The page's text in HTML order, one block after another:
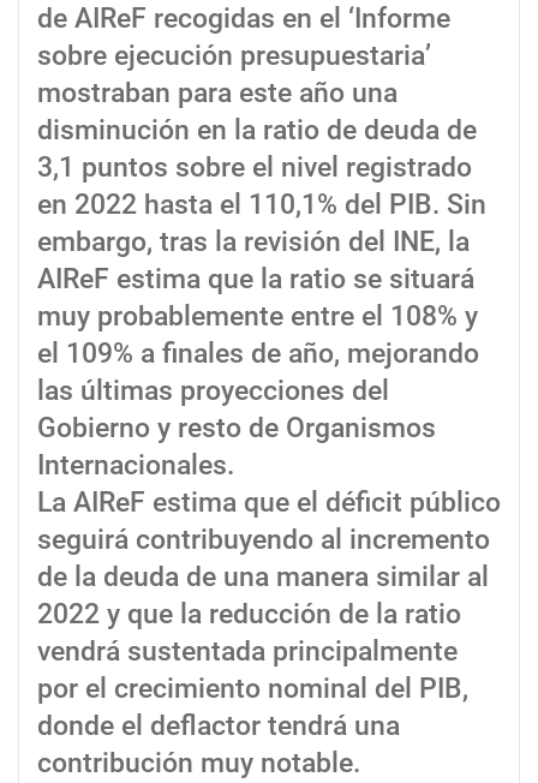
de AIReF recogidas en el ‘Informe
sobre ejecución presupuestaria’
mostraban para este año una
disminución en la ratio de deuda de
3,1 puntos sobre el nivel registrado
en 2022 hasta el 110,1% del PIB. Sin
embargo, tras la revisión del INE, la
AIReF estima que la ratio se situará
muy probablemente entre el 108% y
el 109% a finales de año, mejorando
las últimas proyecciones del
Gobierno y resto de Organismos
Internacionales.
La AIReF estima que el déficit público
seguirá contribuyendo al incremento
de la deuda de una manera similar al
2022 y que la reducción de la ratio
vendrá sustentada principalmente
por el crecimiento nominal del PIB,
donde el deflactor tendrá una
contribución muy notable.